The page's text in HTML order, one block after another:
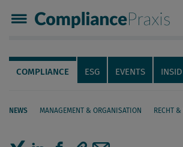
Compliance Praxis
Servicenavigation
Navigation
COMPLIANCE ESG EVENTS
NEWS MANAGEMENT & ORGANISATION RECHT
Seiteninhalt